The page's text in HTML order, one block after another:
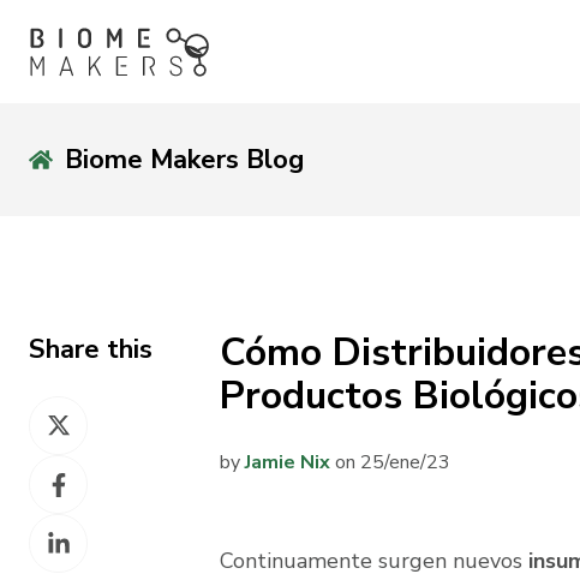
Biome Makers Blog
Share this
Share
Share
Facebook
Share
Cómo
Productos
byJamie Nixon 25/ene/23
Continuamente surgen nuevos